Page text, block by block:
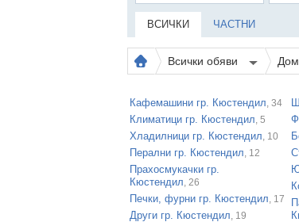
ВСИЧКИ ЧАСТНИ
Всички обяви
Кафемашини гр. Кюстендил, 34
Климатици гр. Кюстендил, 5
Хладилници гр. Кюстендил, 10
Перални гр. Кюстендил, 12
Прахосмукачки гр.
Кюстендил, 26
Печки, фурни гр. Кюстендил, 17
Други гр. Кюстендил, 19